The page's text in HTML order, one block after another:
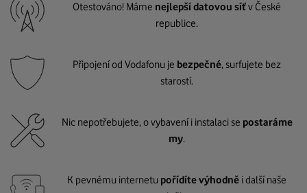
Otestováno! Máme nejlepší datovou síťv České
republice.
Připojení od Vodafonu je bezpečné, surfujete bez
starostí.
Nic nepotřebujete, o vybavení i instalaci se postaráme
my.
K pevnému internetu pořídíte výhodně i další naše